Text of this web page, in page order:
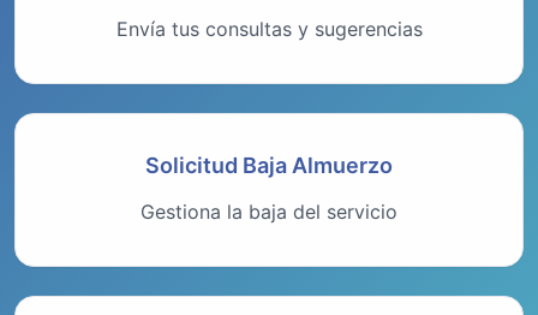
Envía tus consultas y sugerencias
Solicitud Baja Almuerzo
Gestiona la baja del servicio